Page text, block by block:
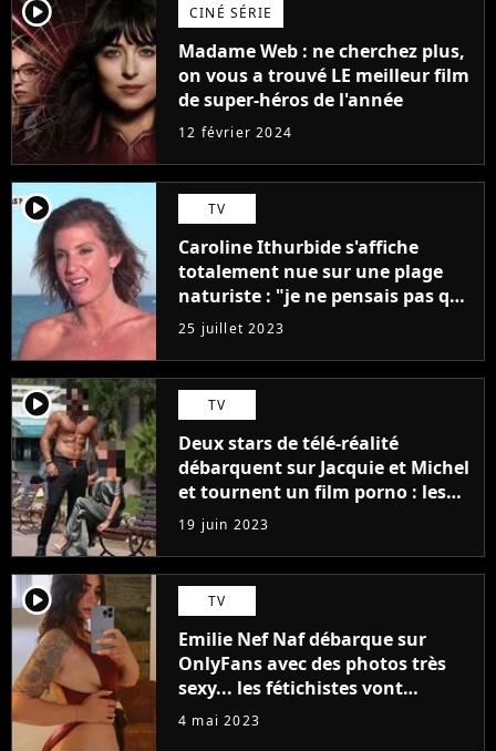
player2 CINÉ SÉRIE
Madame Web : ne cherchez plus,
on vous a trouvé LE meilleur film
de super-héros de l'année
12 février 2024
player2 TV
Caroline Ithurbide s'affiche
totalement nue sur une plage
naturiste : "je ne pensais pas que
j'arriverais à le faire..."
25 juillet 2023
player2 TV
Deux stars de télé-réalité
débarquent sur Jacquie et Michel
et tournent un film porno : les
premières images du tournage
(exclu)
19 juin 2023
player2 TV
Emilie Nef Naf débarque sur
OnlyFans avec des photos très
sexy... les fétichistes vont
prendre leur pied !
4 mai 2023